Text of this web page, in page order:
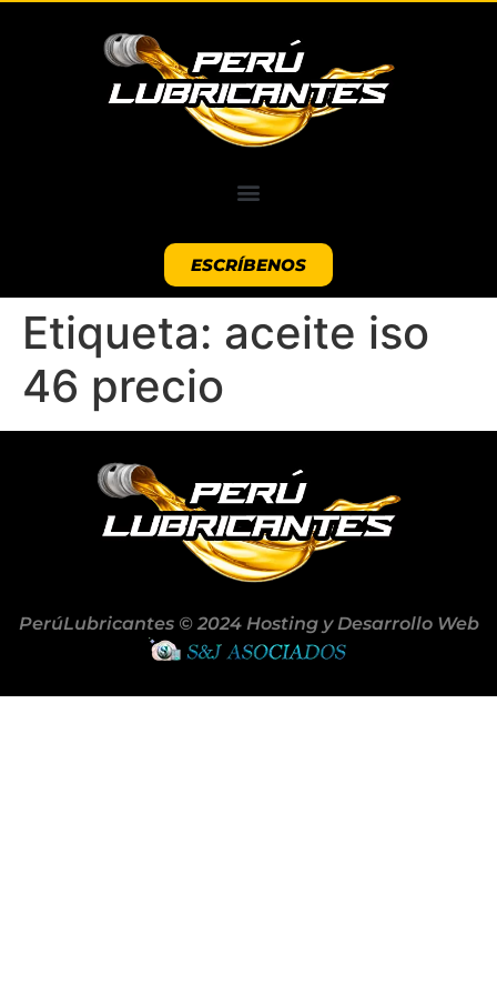
ESCRÍBENOS
Etiqueta: aceite iso
46 precio
PerúLubricantes © 2024 Hosting y Desarrollo Web